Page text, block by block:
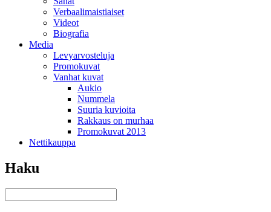
Verbaalimaistiaiset
Videot
Biografia
Media
Levyarvosteluja
Promokuvat
Vanhat kuvat
Aukio
Nummela
Suuria kuvioita
Rakkaus on murhaa
Promokuvat 2013
Nettikauppa
Haku